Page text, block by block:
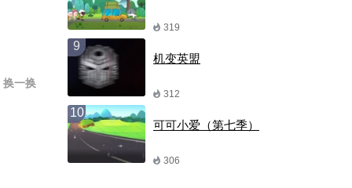
换一换
319
9
机变英盟
312
10
可可小爱（第七季）
306